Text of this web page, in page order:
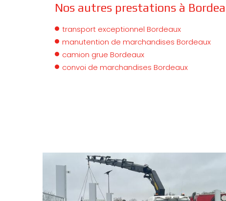
Nos autres prestations à
transport exceptionnel Bordeaux
manutention de marchandises Bordeaux
camion grue Bordeaux
convoi de marchandises Bordeaux